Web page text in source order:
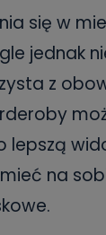
się w
jednak
z
na